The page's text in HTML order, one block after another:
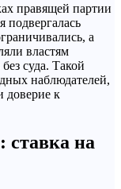
правящей партии
а
властям
суда. Такой
наблюдателей,
доверие к
ставка на